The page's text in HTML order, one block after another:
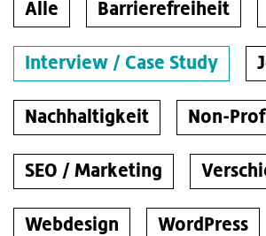
Alle Barrierefreiheit
Interview / Case Study
Nachhaltigkeit Non-
SEO / Marketing
Webdesign WordPress